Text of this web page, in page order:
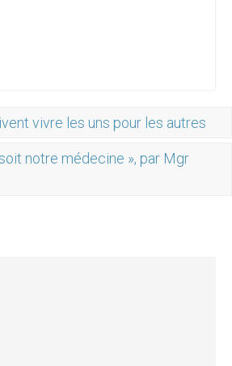
vivre les uns pour les autres
notre médecine », par Mgr